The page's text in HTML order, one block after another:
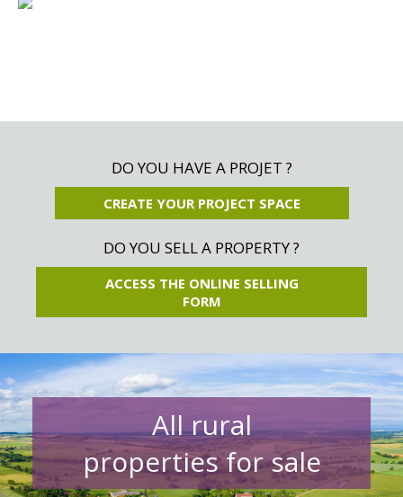
DO YOU HAVE A PROJET ?
CREATE YOUR PROJECT SPACE
DO YOU SELL A PROPERTY ?
ACCESS THE ONLINE SELLING
FORM
All rural
properties for sale